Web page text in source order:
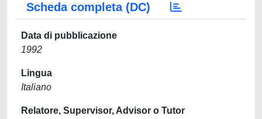
Scheda completa (DC)
Data di pubblicazione
1992
Lingua
Italiano
Relatore, Supervisor, Advisor o Tutor